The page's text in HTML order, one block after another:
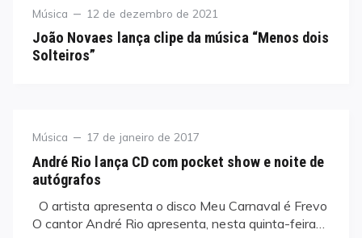
Category
Música
Posted
12 de dezembro de 2021
João Novaes lança clipe da música “Menos dois
Solteiros”
Category
Música
Posted
on
17 de janeiro de 2017
André Rio lança CD com pocket show e noite de
autógrafos
O artista apresenta o disco Meu Carnaval é Frevo
O cantor André Rio apresenta, nesta quinta-feira…